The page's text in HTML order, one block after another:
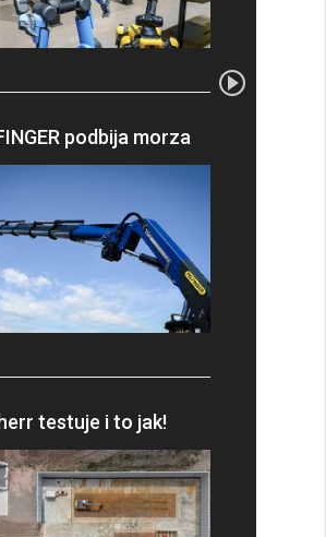
podbija morza
testuje i to jak!